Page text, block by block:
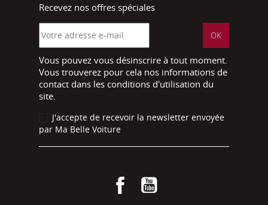
Recevez nos offres spéciales
Vous pouvez vous désinscrire à tout moment.
Vous trouverez pour cela nos informations de
contact dans les conditions d'utilisation du
site.
J'accepte de recevoir la newsletter envoyée
par Ma Belle Voiture
Facebook